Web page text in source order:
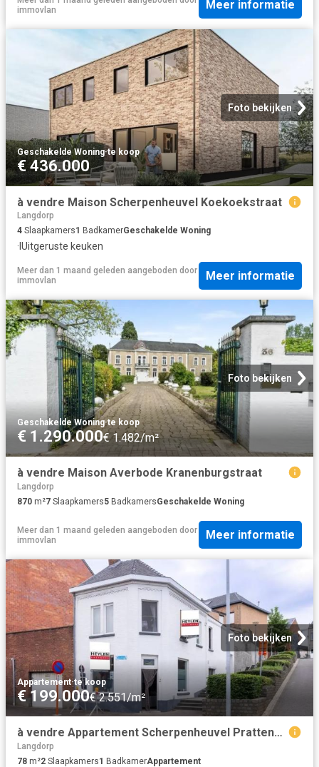
immovlan
Meer informatie
Foto bekijken
Geschakelde Woning·te koop
€ 436.000
à vendre Maison Scherpenheuvel Koekoekstraat
Langdorp
4 Slaapkamers1 BadkamerGeschakelde Woning
· IUitgeruste keuken
Meer dan 1 maand geleden aangeboden door
immovlan
Meer informatie
Foto bekijken
Geschakelde Woning·te koop
€ 1.290.000€ 1.482/m²
à vendre Maison Averbode Kranenburgstraat
Langdorp
870 m²7 Slaapkamers5 BadkamersGeschakelde Woning
Meer dan 1 maand geleden aangeboden door
immovlan
Meer informatie
Foto bekijken
Appartement·te koop
€ 199.000€ 2.551/m²
à vendre Appartement Scherpenheuvel Prattenborgstraat
Langdorp
78 m²2 Slaapkamers1 BadkamerAppartement